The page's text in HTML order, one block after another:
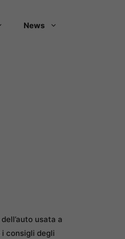
News
usata a
consigli degli